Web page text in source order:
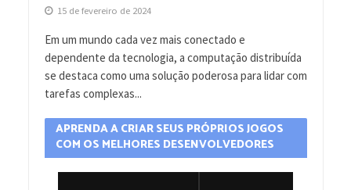
15 de fevereiro de 2024
Em um mundo cada vez mais conectado e
dependente da tecnologia, a computação distribuída
se destaca como uma solução poderosa para lidar com
tarefas complexas...
APRENDA A CRIAR SEUS PRÓPRIOS JOGOS
COM OS MELHORES DESENVOLVEDORES